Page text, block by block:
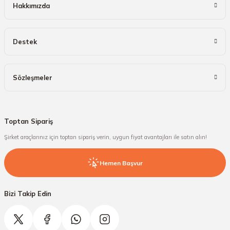
Hakkımızda
Destek
Sözleşmeler
Toptan Sipariş
Şirket araçlarınız için toptan sipariş verin, uygun fiyat avantajları ile satın alın!
Hemen Başvur
Bizi Takip Edin